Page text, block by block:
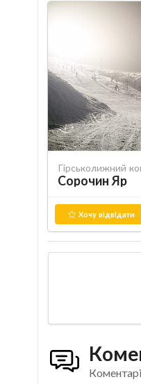
Гірськолижний
Сорочин Яр
Хочу відвідати